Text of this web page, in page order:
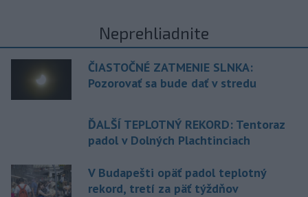
Neprehliadnite
ČIASTOČNÉ ZATMENIE SLNKA:
Pozorovať sa bude dať v stredu
ĎALŠÍ TEPLOTNÝ REKORD: Tentoraz
padol v Dolných Plachtinciach
V Budapešti opäť padol teplotný
rekord, tretí za päť týždňov